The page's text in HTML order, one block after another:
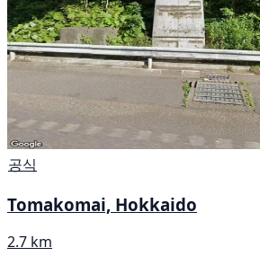
공식
Tomakomai, Hokkaido
2.7 km